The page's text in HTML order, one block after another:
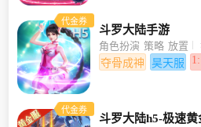
代金券
斗罗大陆手游
角色扮演 策略 放置
夺骨成神 昊天服
代金券
斗罗大陆h5-极速